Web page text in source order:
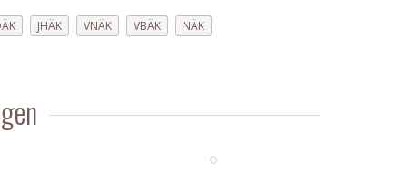
JHÄK VNÄK VBÄK NÄK